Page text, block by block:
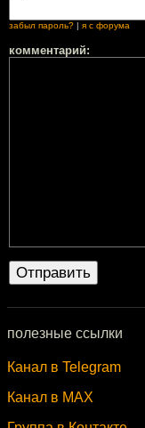
забыл пароль? я с форума
комментарий:
полезные ссылки
Канал в Telegram
Канал в MAX